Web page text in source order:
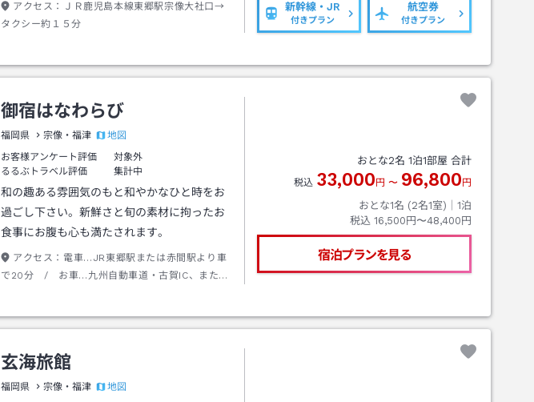
アクセス：
ＪＲ鹿児島本線東郷駅宗像大社口→
タクシー約１５分
新幹線・JR
付きプラン
航空券
付きプラン
御宿はなわらび
福岡県 宗像・福津
地図
お客様アンケート評価
対象外
るるぶトラベル評価
集計中
和の趣ある雰囲気のもと和やかなひと時をお
過ごし下さい。新鮮さと旬の素材に拘ったお
食事にお腹も心も満たされます。
アクセス： 電車…JR東郷駅または赤間駅より車
で20分 / お車…九州自動車道・古賀IC、または
おとな2名 1泊1部屋 合計
税込 33,000 円 〜 96,800 円
おとな1名 (2名1室)｜ 1泊
税込 16,500円〜48,400円
宿泊プランを見る
玄海旅館
福岡県 宗像・福津
地図